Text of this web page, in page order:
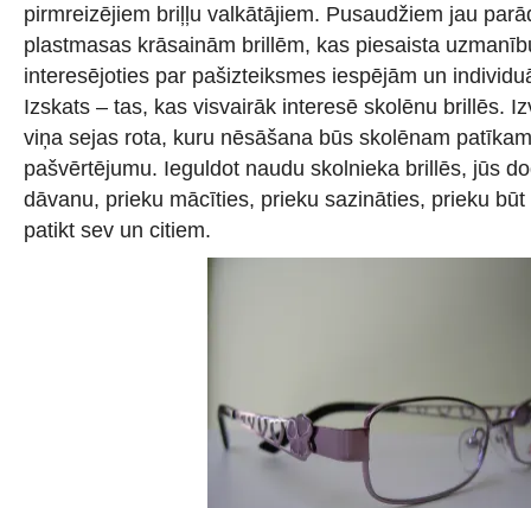
pirmreizējiem briļļu valkātājiem. Pusaudžiem jau
plastmasas krāsainām brillēm, kas piesaista
interesējoties par pašizteiksmes iespējām un
Izskats – tas, kas visvairāk interesē skolēnu brillēs.
viņa sejas rota, kuru nēsāšana būs skolēnam
pašvērtējumu. Ieguldot naudu skolnieka brillēs, jūs
dāvanu, prieku mācīties, prieku sazināties, prieku
patikt sev un citiem.